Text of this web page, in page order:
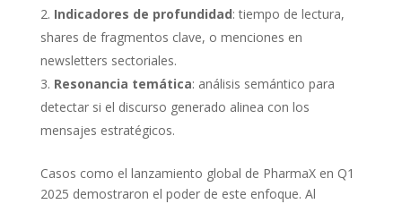
Indicadores de profundidad: tiempo de lectura,
shares de fragmentos clave, o menciones en
newsletters sectoriales.
Resonancia temática: análisis semántico para
detectar si el discurso generado alinea con los
mensajes estratégicos.
Casos como el lanzamiento global de PharmaX en Q1
2025 demostraron el poder de este enfoque. Al